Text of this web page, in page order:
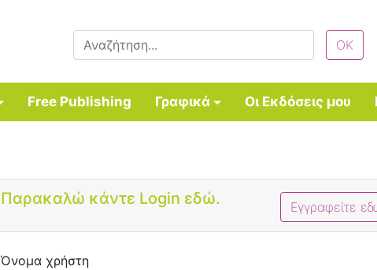
Free Publishing Γραφικά Οι Εκδόσεις μου
Εγγραφείτε
Παρακαλώ κάντε Login εδώ.
Όνομα χρήστη